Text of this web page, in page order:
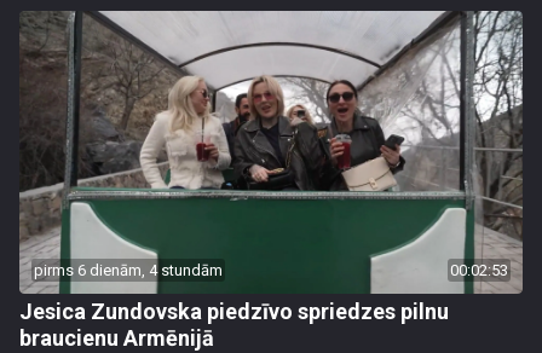
pirms 6 dienām, 4 stundām 00:02:53
Jesica Zundovska piedzīvo spriedzes pilnu
braucienu Armēnijā